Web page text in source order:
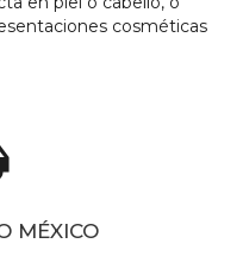
cosméticas
MÉXICO